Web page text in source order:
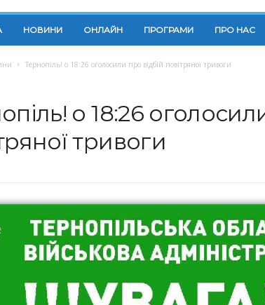
НОВИНИ ОНЛАЙН ПРОГРАМИ ПРО НАС
Тернопіль! о 18:26 оголосили про відбій повітряної тривоги
о 18:26
тривоги